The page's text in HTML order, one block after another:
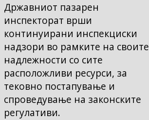
Државниот пазарен
инспекторат врши
континуирани инспекциски
надзори во рамките на своите
надлежности со сите
расположливи ресурси, за
тековно постапување и
спроведување на законските
регулативи.